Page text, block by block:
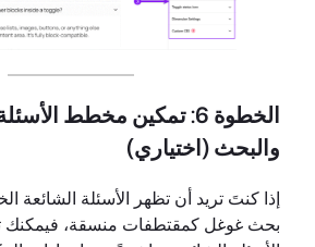
الخطوة 6: تمكين مخطط
والبحث (اختياري)
إذا كنتَ تريد أن تظهر الأسئلة الشائعة
بحث غوغل كمقتطفات منسقة،